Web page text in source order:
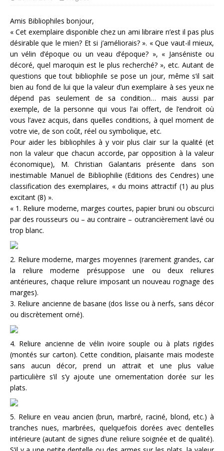
Amis Bibliophiles bonjour,
« Cet exemplaire disponible chez un ami libraire n’est il pas plus
désirable que le mien? Et si j’améliorais? ». « Que vaut-il mieux,
un vélin d’époque ou un veau d’époque? », « Janséniste ou
décoré, quel maroquin est le plus recherché? », etc. Autant de
questions que tout bibliophile se pose un jour, même s’il sait
bien au fond de lui que la valeur d’un exemplaire à ses yeux ne
dépend pas seulement de sa condition… mais aussi par
exemple, de la personne qui vous l’ai offert, de l’endroit où
vous l’avez acquis, dans quelles conditions, à quel moment de
votre vie, de son coût, réel ou symbolique, etc.
Pour aider les bibliophiles à y voir plus clair sur la qualité (et
non la valeur que chacun accorde, par opposition à la valeur
économique), M. Christian Galantaris présente dans son
inestimable Manuel de Bibliophilie (Editions des Cendres) une
classification des exemplaires, « du moins attractif (1) au plus
excitant (8) ».
« 1. Reliure moderne, marges courtes, papier bruni ou obscurci
par des rousseurs ou – au contraire – outrancièrement lavé ou
trop blanc.
2. Reliure moderne, marges moyennes (rarement grandes, car
la reliure moderne présuppose une ou deux reliures
antérieures, chaque reliure imposant un nouveau rognage des
marges).
3. Reliure ancienne de basane (dos lisse ou à nerfs, sans décor
ou discrètement orné).
4. Reliure ancienne de vélin ivoire souple ou à plats rigides
(montés sur carton). Cette condition, plaisante mais modeste
sans aucun décor, prend un attrait et une plus value
particulière s’il s’y ajoute une ornementation dorée sur les
plats.
5. Reliure en veau ancien (brun, marbré, raciné, blond, etc.) à
tranches nues, marbrées, quelquefois dorées avec dentelles
intérieure (autant de signes d’une reliure soignée et de qualité).